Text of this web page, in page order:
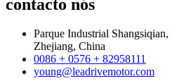
contacto nós
Parque Industrial
Zhejiang, China
0086 + 0576 + 82958111
young@leadrivemotor.com